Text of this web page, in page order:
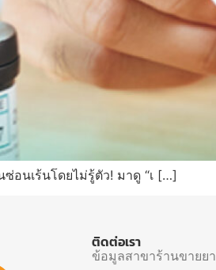
อนเร้นโดยไม่รู้ตัว! มาดู “เ […]
ติดต่อเรา
ข้อมูลสาขาร้านขายยา